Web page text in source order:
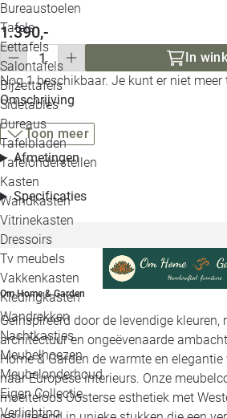
Bureaustoelen
Tafels
Eettafels
Salontafels
Bijzettafels
Sidetables
Bureaus
Tafelbladen
Tafelonderstellen
Kasten
Wandkasten
Vitrinekasten
Dressoirs
Tv meubels
Vakkenkasten
Kledingkasten
Wandrekken
Nachtkastjes
Meubelhoezen
Meubelonderhoud
Eigen Collectie
Verlichting
1.390,-
In
Nog 1 beschikbaar. Je kunt er niet meer
Omschrijving
Toon meer
Afmetingen
Specificaties
Om Home & Garden
Geïnspireerd door de levendige kleuren,
architectuur en ongeëvenaarde
Home & Garden de warmte en
naar Europese interieurs. Onze
moeiteloos Oosterse esthetiek met